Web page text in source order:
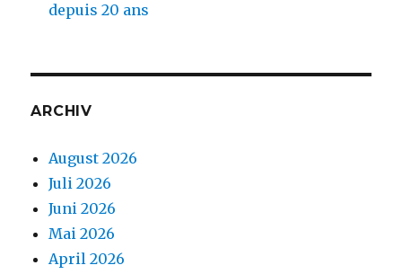
depuis 20 ans
ARCHIV
August 2026
Juli 2026
Juni 2026
Mai 2026
April 2026